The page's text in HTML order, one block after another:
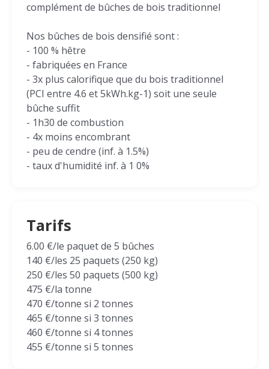
complément de bûches de bois traditionnel
Nos bûches de bois densifié sont :
- 100 % hêtre
- fabriquées en France
- 3x plus calorifique que du bois traditionnel
(PCI entre 4.6 et 5kWh.kg-1) soit une seule
bûche suffit
- 1h30 de combustion
- 4x moins encombrant
- peu de cendre (inf. à 1.5%)
- taux d'humidité inf. à 1 0%
Tarifs
6.00 €/le paquet de 5 bûches
140 €/les 25 paquets (250 kg)
250 €/les 50 paquets (500 kg)
475 €/la tonne
470 €/tonne si 2 tonnes
465 €/tonne si 3 tonnes
460 €/tonne si 4 tonnes
455 €/tonne si 5 tonnes